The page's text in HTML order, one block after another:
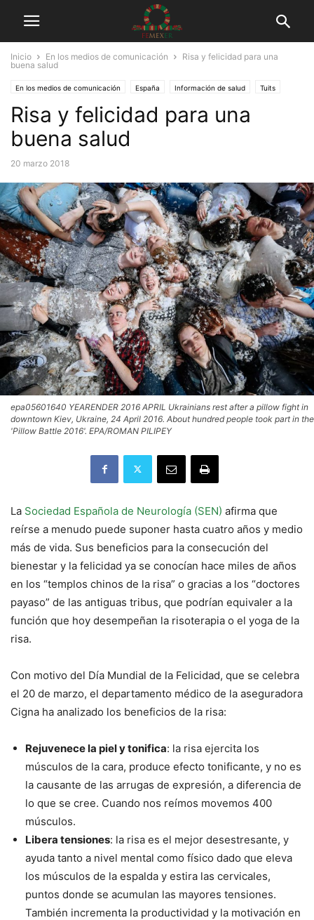
Inicio En los medios de comunicación
Risa y felicidad para una
buena salud
En los medios de comunicación España Información de salud Tuits
Risa y felicidad para una
buena salud
20 marzo 2018
epa05601640 YEARENDER 2016 APRIL Ukrainians rest after a pillow fight in
downtown Kiev, Ukraine, 24 April 2016. About hundred people took part in the
'Pillow Battle 2016'. EPA/ROMAN PILIPEY
La Sociedad Española de Neurología (SEN) afirma que
reírse a menudo puede suponer hasta cuatro años y medio
más de vida. Sus beneficios para la consecución del
bienestar y la felicidad ya se conocían hace miles de años
en los “templos chinos de la risa” o gracias a los “doctores
payaso” de las antiguas tribus, que podrían equivaler a la
función que hoy desempeñan la risoterapia o el yoga de la
risa.
Con motivo del Día Mundial de la Felicidad, que se celebra
el 20 de marzo, el departamento médico de la aseguradora
Cigna ha analizado los beneficios de la risa:
Rejuvenece la piel y tonifica: la risa ejercita los
músculos de la cara, produce efecto tonificante, y no es
la causante de las arrugas de expresión, a diferencia de
lo que se cree. Cuando nos reímos movemos 400
músculos.
Libera tensiones: la risa es el mejor desestresante, y
ayuda tanto a nivel mental como físico dado que eleva
los músculos de la espalda y estira las cervicales,
puntos donde se acumulan las mayores tensiones.
También incrementa la productividad y la motivación en